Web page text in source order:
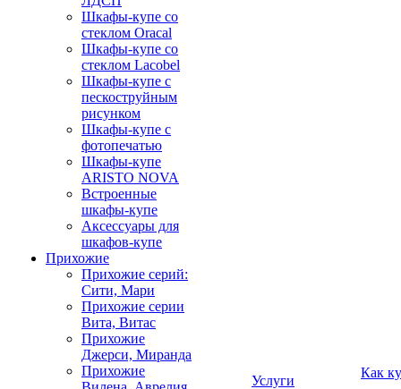
Шкафы-купе со
стеклом Oracal
Шкафы-купе со
стеклом Lacobel
Шкафы-купе с
пескоструйным
рисунком
Шкафы-купе с
фотопечатью
Шкафы-купе
ARISTO NOVA
Встроенные
шкафы-купе
Аксессуары для
шкафов-купе
Прихожие
Прихожие серий:
Сити, Мари
Прихожие серии
Вита, Витас
Прихожие
Джерси, Миранда
Прихожие
Услуги
Как